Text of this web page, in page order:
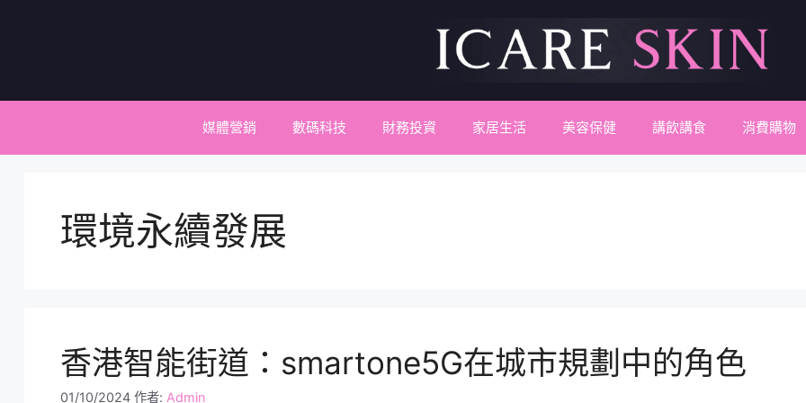
內
媒體營銷 數碼科技 財務投資 家居生活 美容保健 講飲講食 消費購物
環境永續發展
香港智能街道：smartone5G在城市規劃中的角色
01/10/2024 作者: Admin